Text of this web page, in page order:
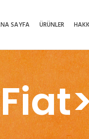
SAYFA ÜRÜNLER